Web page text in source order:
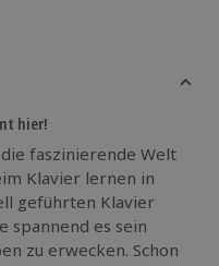
hier!
faszinierende Welt
Klavier lernen in
geführten Klavier
spannend es sein
zu erwecken. Schon